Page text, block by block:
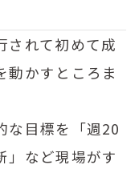
されて初めて成
動かすところま
な目標を「週20
」など現場がす